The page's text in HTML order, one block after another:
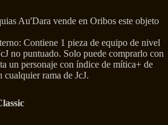
Au'Dara vende en Oribos este objeto
Contiene 1 pieza de equipo de nivel
no puntuado. Solo puede comprarlo con
un personaje con índice de mítica+ de
cualquier rama de JcJ.